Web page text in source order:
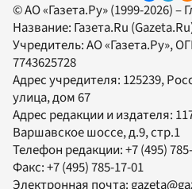
© АО «Газета.Ру» (1999-2026) –
Название: Газета.Ru
Учредитель:АО «Газета.Ру»,
7743625728
Адрес учредителя: 125239,
улица, дом 67
Адрес редакции и издателя:
Варшавское шоссе, д.9, стр.1
Телефон редакции:+7 (495)
Факс:+7 (495) 785-17-01
Электронная почта: